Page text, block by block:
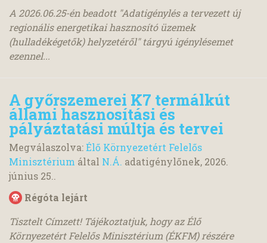
A 2026.06.25-én beadott "Adatigénylés a tervezett új
regionális energetikai hasznosító üzemek
(hulladékégetők) helyzetéről" tárgyú igénylésemet
ezennel...
A győrszemerei K7 termálkút
állami hasznosítási és
pályáztatási múltja és tervei
Megválaszolva:Élő Környezetért Felelős
Minisztérium által N.Á. adatigénylőnek, 2026.
június 25..
Régóta lejárt
Tisztelt Címzett! Tájékoztatjuk, hogy az Élő
Környezetért Felelős Minisztérium (ÉKFM) részére